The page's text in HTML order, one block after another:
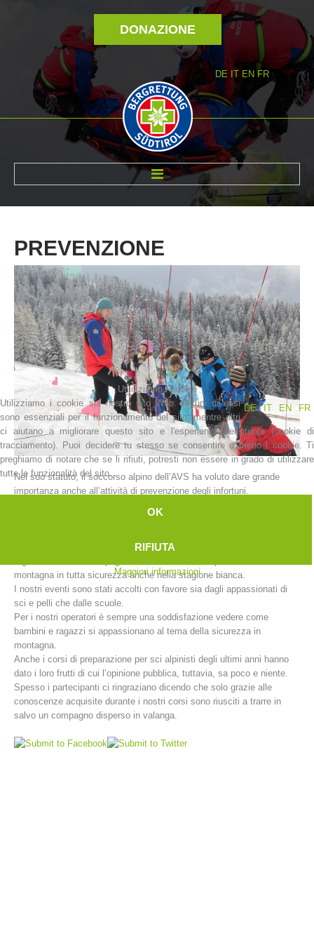
DONAZIONE
DE IT EN FR
La storia
PREVENZIONE
Nel suo statuto, il soccorso alpino dell’AVS ha voluto dare grande
importanza anche all’attività di prevenzione degli infortuni.
un importante servizio di informazione che va debitamente
Ogni anno all’inizio della stagione invernale, le nostre stazioni
montagna in tutta sicurezza anche nella stagione bianca.
I nostri eventi sono stati accolti con favore sia dagli appassionati di
sci e pelli che dalle scuole.
Per i nostri operatori è sempre una soddisfazione vedere come
bambini e ragazzi si appassionano al tema della sicurezza in
montagna.
Anche i corsi di preparazione per sci alpinisti degli ultimi anni hanno
dato i loro frutti di cui l’opinione pubblica, tuttavia, sa poco e niente.
Spesso i partecipanti ci ringraziano dicendo che solo grazie alle
conoscenze acquisite durante i nostri corsi sono riusciti a trarre in
salvo un compagno disperso in valanga.
Utilizziamo i cookie
DE
IT EN FR
Utilizziamo i cookie sul nostro sito Web. Alcuni di essi
sono essenziali per il funzionamento del sito, mentre altri
ci aiutano a migliorare questo sito e l'esperienza dell'utente (cookie di
tracciamento). Puoi decidere tu stesso se consentire o meno i cookie. Ti
preghiamo di notare che se li rifiuti, potresti non essere in grado di utilizzare
tutte le funzionalità del sito.
OK
RIFIUTA
Maggiori informazioni